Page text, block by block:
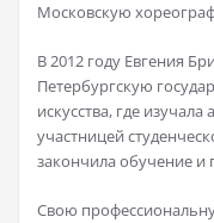
Московскую
В 2012 году Евгения
Петербургскую
искусства, где изучала
участницей
закончила обучение и
Свою